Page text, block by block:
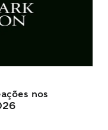
nos